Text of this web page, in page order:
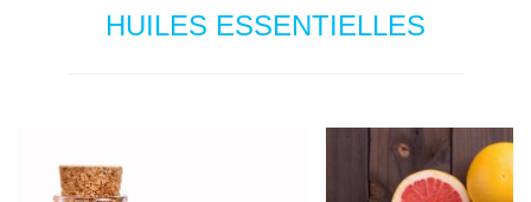
HUILES ESSENTIELLES